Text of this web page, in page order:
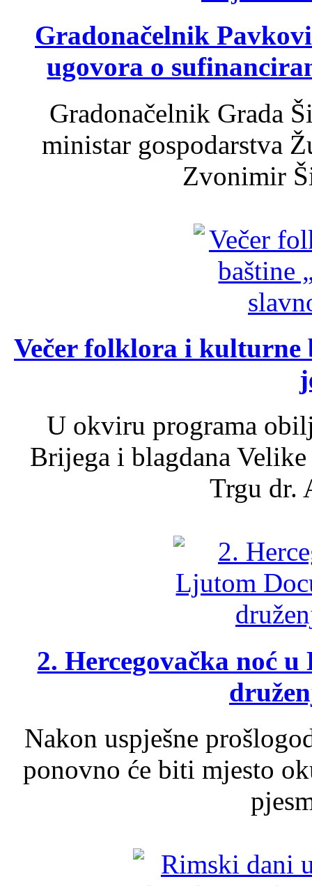
Gradonačelnik
ugovora o
Gradonačelnik Grada
ministar gospodarstva
Zvonimir
Večer folklora i kulturne
U okviru programa
Brijega i blagdana
Trgu dr.
2. Hercegovačka noć
Nakon uspješne
ponovno će biti mjesto